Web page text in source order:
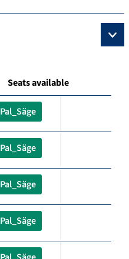
Seats available
Pal_Säge
Pal_Säge
Pal_Säge
Pal_Säge